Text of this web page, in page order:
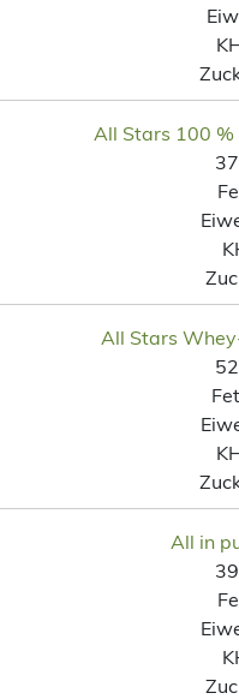
All Stars 100
All Stars
All in